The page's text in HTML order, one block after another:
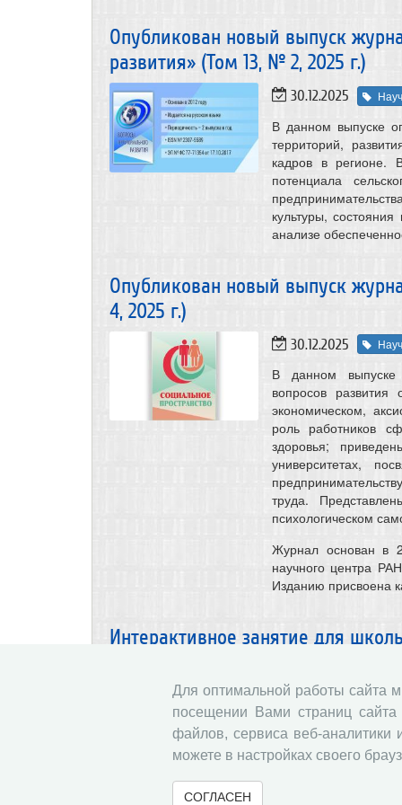
Опубликован новый выпуск
развития» (Том 13, № 2, 2025 г.)
30.12.2025
В данном выпуске
территорий,
кадров в регионе.
потенциала
культуры,
анализе
Опубликован новый выпуск
4, 2025 г.)
30.12.2025
В данном выпуске
вопросов развития
экономическом,
роль работников
здоровья;
университетах,
труда.
психологическом
Журнал основан в
научного центра
Изданию присвоена
Интерактивное занятие для
30.12.2025
24 декабря 2025
с ВолНЦ РАН» для
интерактивное
Для оптимальной работы сайта
посещении Вами страниц сайта
файлов, сервиса веб-аналитики
можете в настройках своего
СОГЛАСЕН